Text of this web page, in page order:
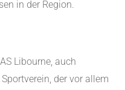
in der Region.
Libourne, auch
der vor allem